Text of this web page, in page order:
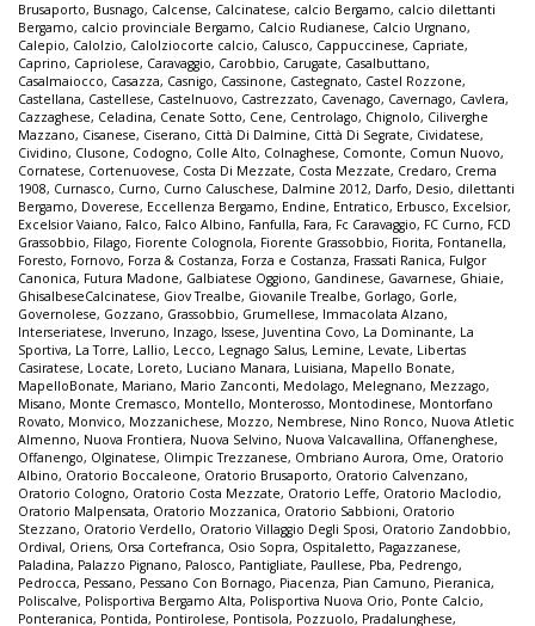
Brusaporto, Busnago, Calcense, Calcinatese, calcio Bergamo, calcio dilettanti
Bergamo, calcio provinciale Bergamo, Calcio Rudianese, Calcio Urgnano,
Calepio, Calolzio, Calolziocorte calcio, Calusco, Cappuccinese, Capriate,
Caprino, Capriolese, Caravaggio, Carobbio, Carugate, Casalbuttano,
Casalmaiocco, Casazza, Casnigo, Cassinone, Castegnato, Castel Rozzone,
Castellana, Castellese, Castelnuovo, Castrezzato, Cavenago, Cavernago, Cavlera,
Cazzaghese, Celadina, Cenate Sotto, Cene, Centrolago, Chignolo, Ciliverghe
Mazzano, Cisanese, Ciserano, Città Di Dalmine, Città Di Segrate, Cividatese,
Cividino, Clusone, Codogno, Colle Alto, Colnaghese, Comonte, Comun Nuovo,
Cornatese, Cortenuovese, Costa Di Mezzate, Costa Mezzate, Credaro, Crema
1908, Curnasco, Curno, Curno Caluschese, Dalmine 2012, Darfo, Desio, dilettanti
Bergamo, Doverese, Eccellenza Bergamo, Endine, Entratico, Erbusco, Excelsior,
Excelsior Vaiano, Falco, Falco Albino, Fanfulla, Fara, Fc Caravaggio, FC Curno, FCD
Grassobbio, Filago, Fiorente Colognola, Fiorente Grassobbio, Fiorita, Fontanella,
Foresto, Fornovo, Forza & Costanza, Forza e Costanza, Frassati Ranica, Fulgor
Canonica, Futura Madone, Galbiatese Oggiono, Gandinese, Gavarnese, Ghiaie,
GhisalbeseCalcinatese, Giov Trealbe, Giovanile Trealbe, Gorlago, Gorle,
Governolese, Gozzano, Grassobbio, Grumellese, Immacolata Alzano,
Interseriatese, Inveruno, Inzago, Issese, Juventina Covo, La Dominante, La
Sportiva, La Torre, Lallio, Lecco, Legnago Salus, Lemine, Levate, Libertas
Casiratese, Locate, Loreto, Luciano Manara, Luisiana, Mapello Bonate,
MapelloBonate, Mariano, Mario Zanconti, Medolago, Melegnano, Mezzago,
Misano, Monte Cremasco, Montello, Monterosso, Montodinese, Montorfano
Rovato, Monvico, Mozzanichese, Mozzo, Nembrese, Nino Ronco, Nuova Atletic
Almenno, Nuova Frontiera, Nuova Selvino, Nuova Valcavallina, Offanenghese,
Offanengo, Olginatese, Olimpic Trezzanese, Ombriano Aurora, Ome, Oratorio
Albino, Oratorio Boccaleone, Oratorio Brusaporto, Oratorio Calvenzano,
Oratorio Cologno, Oratorio Costa Mezzate, Oratorio Leffe, Oratorio Maclodio,
Oratorio Malpensata, Oratorio Mozzanica, Oratorio Sabbioni, Oratorio
Stezzano, Oratorio Verdello, Oratorio Villaggio Degli Sposi, Oratorio Zandobbio,
Ordival, Oriens, Orsa Cortefranca, Osio Sopra, Ospitaletto, Pagazzanese,
Paladina, Palazzo Pignano, Palosco, Pantigliate, Paullese, Pba, Pedrengo,
Pedrocca, Pessano, Pessano Con Bornago, Piacenza, Pian Camuno, Pieranica,
Poliscalve, Polisportiva Bergamo Alta, Polisportiva Nuova Orio, Ponte Calcio,
Ponteranica, Pontida, Pontirolese, Pontisola, Pozzuolo, Pradalunghese,